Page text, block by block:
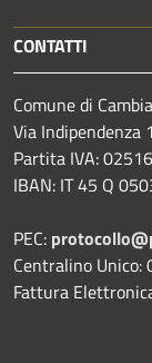
CONTATTI
Comune di
Via Indipendenza
Partita IVA:
IBAN: IT 45 Q
PEC:
Centralino Unico:
Fattura